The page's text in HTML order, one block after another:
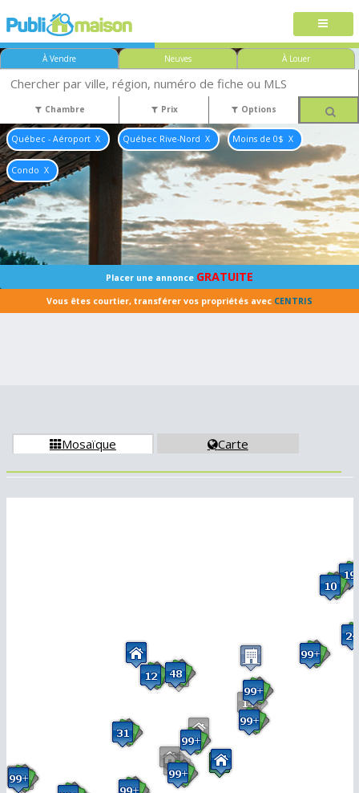
À Vendre Neuves À Louer
Chambre Prix Options
Québec - Aéroport Québec Rive-Nord Moins de 0$
Condo
Placer une annonce GRATUITE
Vous êtes courtier, transférer vos propriétés avec CENTRIS
Mosaïque Carte